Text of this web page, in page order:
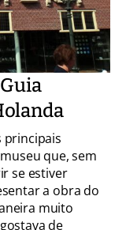
principais
que, sem
se estiver
a obra do
muito
de